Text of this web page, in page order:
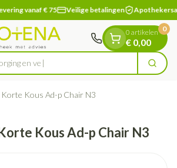
vanaf € 75 Veilige betalingen
Zoek
0 artikelen
€ 0,00
0
Kous Ad-p Chair N3
Kous Ad-p Chair N3